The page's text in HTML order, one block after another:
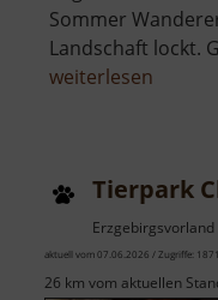
Sommer
Landschaft lockt.
weiterlesen
Tierpark
Erzgebirgsvorland
aktuell vom 07.06.2026 / Zugriffe:
26 km vom aktuellen